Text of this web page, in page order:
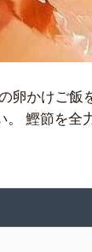
卵かけご飯
鰹節を全